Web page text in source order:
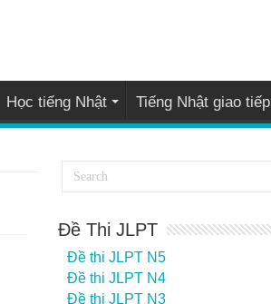
Học tiếng Nhật Tiếng Nhật giao tiếp
Đề Thi JLPT
Đề thi JLPT N5
Đề thi JLPT N4
Đề thi JLPT N3